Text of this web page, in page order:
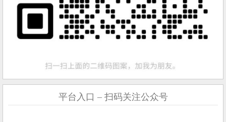
平台入口 – 扫码关注公众号